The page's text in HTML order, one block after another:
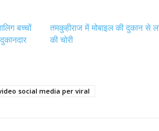
बच्चों
तमकुहीराज में मोबाइल की दुकान से
की चोरी
social media per viral